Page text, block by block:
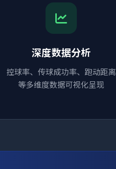
深度数据分析
控球率、传球成功率、跑动距离
等多维度数据可视化呈现